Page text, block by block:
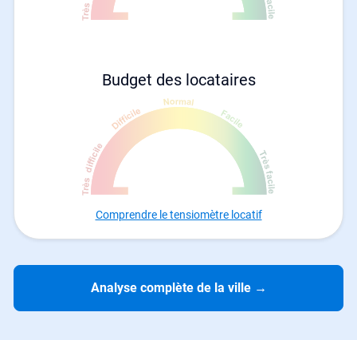
Budget des locataires
Comprendre le tensiomètre locatif
Analyse complète de la ville →